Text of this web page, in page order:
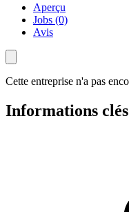
Aperçu
Jobs (0)
Avis
Cette entreprise n'a pas
Informations clés